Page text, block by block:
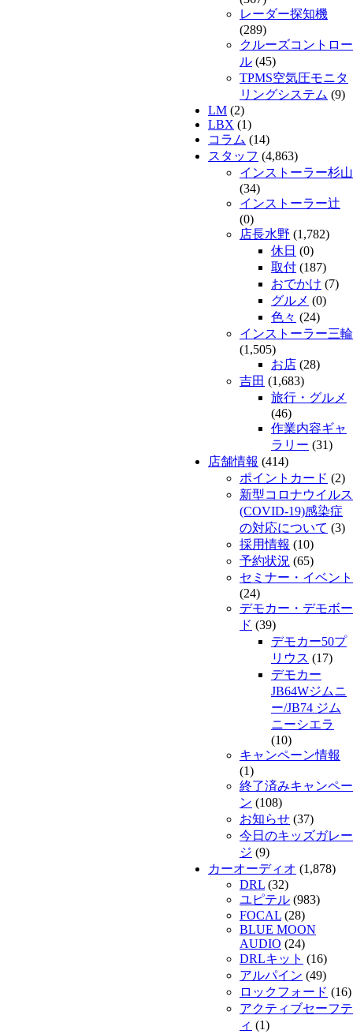
レーダー探知機
(289)
クルーズコントロー
ル (45)
TPMS空気圧モニタ
リングシステム (9)
LM (2)
LBX (1)
コラム (14)
スタッフ (4,863)
インストーラー杉山
(34)
インストーラー辻
(0)
店長水野 (1,782)
休日 (0)
取付 (187)
おでかけ (7)
グルメ (0)
色々 (24)
インストーラー三輪
(1,505)
お店 (28)
吉田 (1,683)
旅行・グルメ
(46)
作業内容ギャ
ラリー (31)
店舗情報 (414)
ポイントカード (2)
新型コロナウイルス
(COVID-19)感染症
の対応について (3)
採用情報 (10)
予約状況 (65)
セミナー・イベント
(24)
デモカー・デモボー
ド (39)
デモカー50プ
リウス (17)
デモカー
JB64Wジムニ
ー/JB74 ジム
ニーシエラ
(10)
キャンペーン情報
(1)
終了済みキャンペー
ン (108)
お知らせ (37)
今日のキッズガレー
ジ (9)
カーオーディオ (1,878)
DRL (32)
ユピテル (983)
FOCAL (28)
BLUE MOON
AUDIO (24)
DRLキット (16)
アルパイン (49)
ロックフォード (16)
アクティブセーフテ
ィ (1)